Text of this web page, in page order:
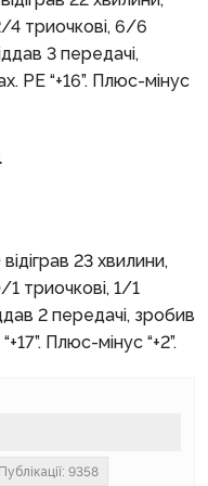
4 триочкові, 6/6
3 передачі,
РЕ “+16”. Плюс-мінус
відіграв 23 хвилини,
триочкові, 1/1
2 передачі, зробив
Плюс-мінус “+2”.
Публікації: 9358